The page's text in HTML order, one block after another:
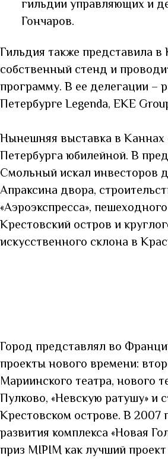
гильдии управляющих и
Гончаров.
Гильдия также представила в
собственный стенд и
программу. В ее делегации –
Петербурге Legenda, EKE
Нынешняя выставка в Каннах
Петербурга юбилейной. В
Смольный искал инвесторов
Апраксина двора,
«Аэроэкспресса»,
Крестовский остров и
искусственного склона в
Город представлял во
проекты нового времени:
Мариинского театра, нового
Пулково, «Невскую ратушу» и
Крестовском острове. В 2007
развития комплекса «Новая
приз MIPIM как лучший